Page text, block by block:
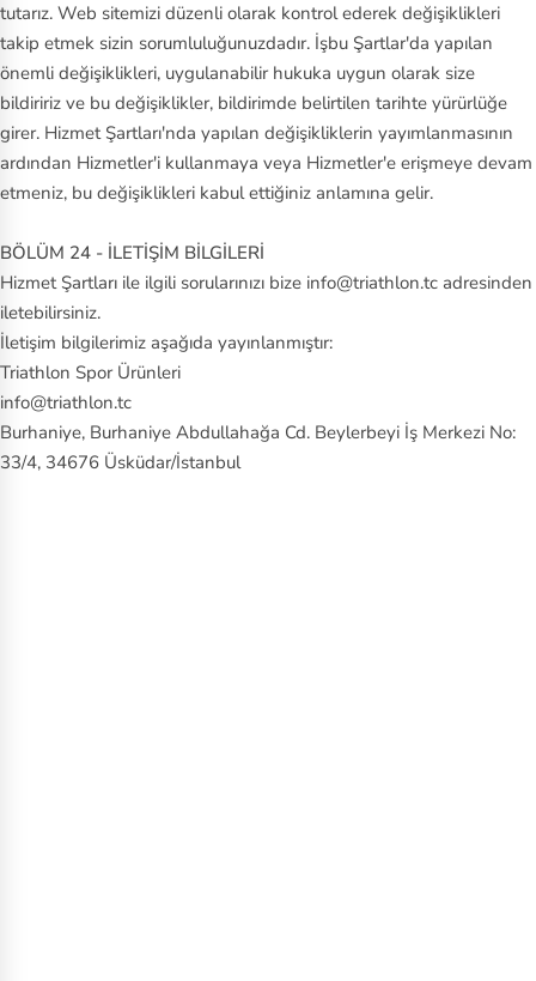
tutarız. Web sitemizi düzenli olarak kontrol ederek değişiklikleri
takip etmek sizin sorumluluğunuzdadır. İşbu Şartlar'da yapılan
önemli değişiklikleri, uygulanabilir hukuka uygun olarak size
bildiririz ve bu değişiklikler, bildirimde belirtilen tarihte yürürlüğe
girer. Hizmet Şartları'nda yapılan değişikliklerin yayımlanmasının
ardından Hizmetler'i kullanmaya veya Hizmetler'e erişmeye devam
etmeniz, bu değişiklikleri kabul ettiğiniz anlamına gelir.
BÖLÜM 24 - İLETİŞİM BİLGİLERİ
Hizmet Şartları ile ilgili sorularınızı bize info@triathlon.tc adresinden
iletebilirsiniz.
İletişim bilgilerimiz aşağıda yayınlanmıştır:
Triathlon Spor Ürünleri
info@triathlon.tc
Burhaniye, Burhaniye Abdullahağa Cd. Beylerbeyi İş Merkezi No:
33/4, 34676 Üsküdar/İstanbul